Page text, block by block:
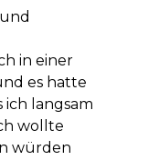
in einer
es hatte
ich langsam
wollte
würden